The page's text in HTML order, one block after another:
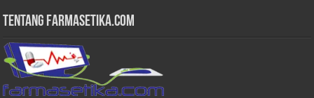
Tentang Farmasetika.com